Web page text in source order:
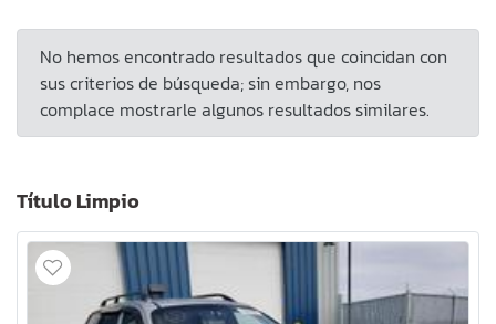
No hemos encontrado resultados que coincidan con
sus criterios de búsqueda; sin embargo, nos
complace mostrarle algunos resultados similares.
Título Limpio